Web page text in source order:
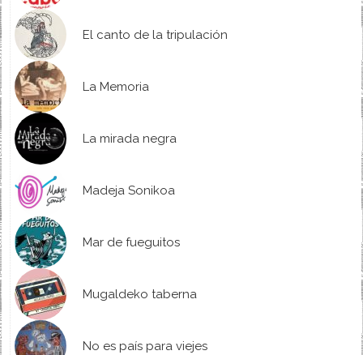
El canto de la tripulación
La Memoria
La mirada negra
Madeja Sonikoa
Mar de fueguitos
Mugaldeko taberna
No es país para viejes